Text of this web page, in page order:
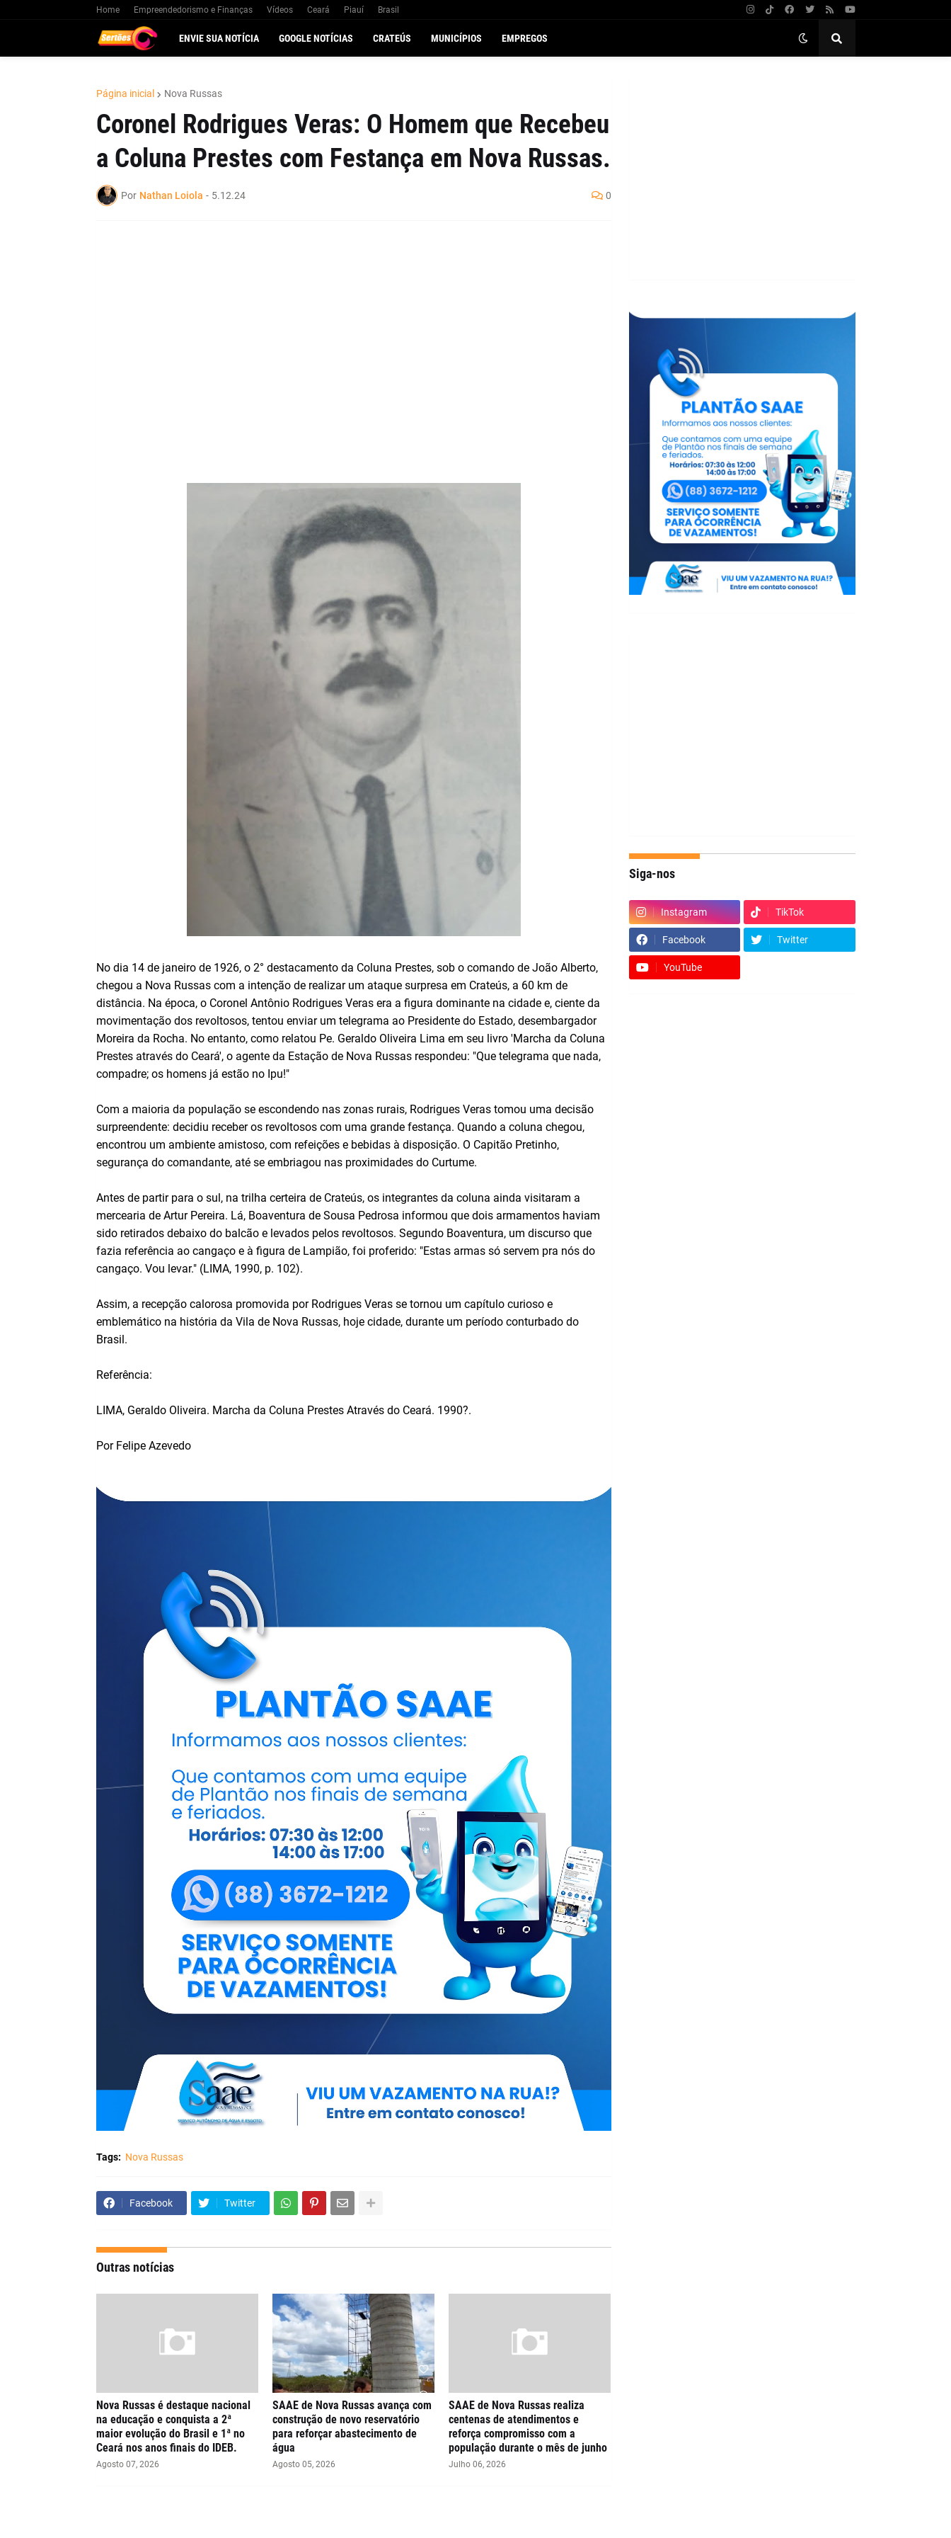
Home Empreendedorismo e Finanças Vídeos Ceará Piauí Brasil
ENVIE SUA NOTÍCIA GOOGLE NOTÍCIAS CRATEÚS MUNICÍPIOS EMPREGOS
Página inicial Nova Russas
Coronel Rodrigues Veras: O Homem que Recebeu
a Coluna Prestes com Festança em Nova Russas.
Por Nathan Loiola - 5.12.24 0
No dia 14 de janeiro de 1926, o 2° destacamento da Coluna Prestes, sob o comando de João Alberto,
chegou a Nova Russas com a intenção de realizar um ataque surpresa em Crateús, a 60 km de
distância. Na época, o Coronel Antônio Rodrigues Veras era a figura dominante na cidade e, ciente da
movimentação dos revoltosos, tentou enviar um telegrama ao Presidente do Estado, desembargador
Moreira da Rocha. No entanto, como relatou Pe. Geraldo Oliveira Lima em seu livro 'Marcha da Coluna
Prestes através do Ceará', o agente da Estação de Nova Russas respondeu: "Que telegrama que nada,
compadre; os homens já estão no Ipu!"
Com a maioria da população se escondendo nas zonas rurais, Rodrigues Veras tomou uma decisão
surpreendente: decidiu receber os revoltosos com uma grande festança. Quando a coluna chegou,
encontrou um ambiente amistoso, com refeições e bebidas à disposição. O Capitão Pretinho,
segurança do comandante, até se embriagou nas proximidades do Curtume.
Antes de partir para o sul, na trilha certeira de Crateús, os integrantes da coluna ainda visitaram a
mercearia de Artur Pereira. Lá, Boaventura de Sousa Pedrosa informou que dois armamentos haviam
sido retirados debaixo do balcão e levados pelos revoltosos. Segundo Boaventura, um discurso que
fazia referência ao cangaço e à figura de Lampião, foi proferido: "Estas armas só servem pra nós do
cangaço. Vou levar." (LIMA, 1990, p. 102).
Assim, a recepção calorosa promovida por Rodrigues Veras se tornou um capítulo curioso e
emblemático na história da Vila de Nova Russas, hoje cidade, durante um período conturbado do
Brasil.
Referência:
LIMA, Geraldo Oliveira. Marcha da Coluna Prestes Através do Ceará. 1990?.
Por Felipe Azevedo
Tags: Nova Russas
Facebook Twitter
Outras notícias
Nova Russas é destaque nacional
na educação e conquista a 2ª
maior evolução do Brasil e 1ª no
Ceará nos anos finais do IDEB.
Agosto 07, 2026
SAAE de Nova Russas avança com
construção de novo reservatório
para reforçar abastecimento de
água
Agosto 05, 2026
SAAE de Nova Russas realiza
centenas de atendimentos e
reforça compromisso com a
população durante o mês de junho
Julho 06, 2026
Siga-nos
Instagram TikTok
Facebook Twitter
YouTube